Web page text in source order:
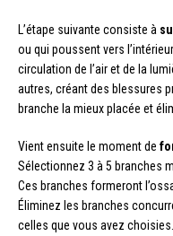
L’étape suivante consiste à
ou qui poussent vers
circulation de l’air et de la
autres, créant des blessures
branche la mieux placée et
Vient ensuite le moment de
Sélectionnez 3 à 5 branches
Ces branches formeront
Éliminez les branches
celles que vous avez choisies.